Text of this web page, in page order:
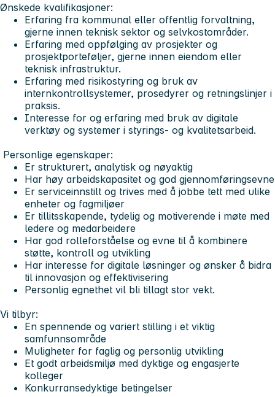
Ønskede kvalifikasjoner:
Erfaring fra kommunal eller offentlig forvaltning,
gjerne innen teknisk sektor og selvkostområder.
Erfaring med oppfølging av prosjekter og
prosjektporteføljer, gjerne innen eiendom eller
teknisk infrastruktur.
Erfaring med risikostyring og bruk av
internkontrollsystemer, prosedyrer og retningslinjer i
praksis.
Interesse for og erfaring med bruk av digitale
verktøy og systemer i styrings- og kvalitetsarbeid.
Personlige egenskaper:
Er strukturert, analytisk og nøyaktig
Har høy arbeidskapasitet og god gjennomføringsevne
Er serviceinnstilt og trives med å jobbe tett med ulike
enheter og fagmiljøer
Er tillitsskapende, tydelig og motiverende i møte med
ledere og medarbeidere
Har god rolleforståelse og evne til å kombinere
støtte, kontroll og utvikling
Har interesse for digitale løsninger og ønsker å bidra
til innovasjon og effektivisering
Personlig egnethet vil bli tillagt stor vekt.
Vi tilbyr:
En spennende og variert stilling i et viktig
samfunnsområde
Muligheter for faglig og personlig utvikling
Et godt arbeidsmiljø med dyktige og engasjerte
kolleger
Konkurransedyktige betingelser